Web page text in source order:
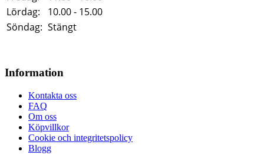
Lördag:
10.00 - 15.00
Söndag: Stängt
Information
Kontakta oss
FAQ
Om oss
Köpvillkor
Cookie och integritetspolicy
Blogg